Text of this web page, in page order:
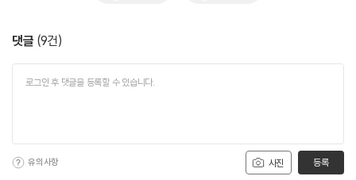
댓글 (9건)
사진
유의사항 등록